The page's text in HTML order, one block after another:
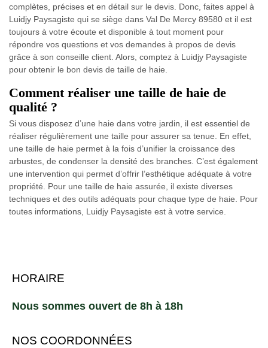
complètes, précises et en détail sur le devis. Donc, faites appel à
Luidjy Paysagiste qui se siège dans Val De Mercy 89580 et il est
toujours à votre écoute et disponible à tout moment pour
répondre vos questions et vos demandes à propos de devis
grâce à son conseille client. Alors, comptez à Luidjy Paysagiste
pour obtenir le bon devis de taille de haie.
Comment réaliser une taille de haie de
qualité ?
Si vous disposez d’une haie dans votre jardin, il est essentiel de
réaliser régulièrement une taille pour assurer sa tenue. En effet,
une taille de haie permet à la fois d’unifier la croissance des
arbustes, de condenser la densité des branches. C’est également
une intervention qui permet d’offrir l’esthétique adéquate à votre
propriété. Pour une taille de haie assurée, il existe diverses
techniques et des outils adéquats pour chaque type de haie. Pour
toutes informations, Luidjy Paysagiste est à votre service.
HORAIRE
Nous sommes ouvert de 8h à 18h
NOS COORDONNÉES